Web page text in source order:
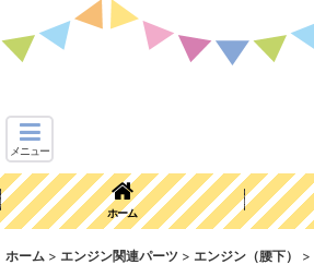
メニュー
ホーム
ホーム > エンジン関連パーツ > エンジン（腰下） >